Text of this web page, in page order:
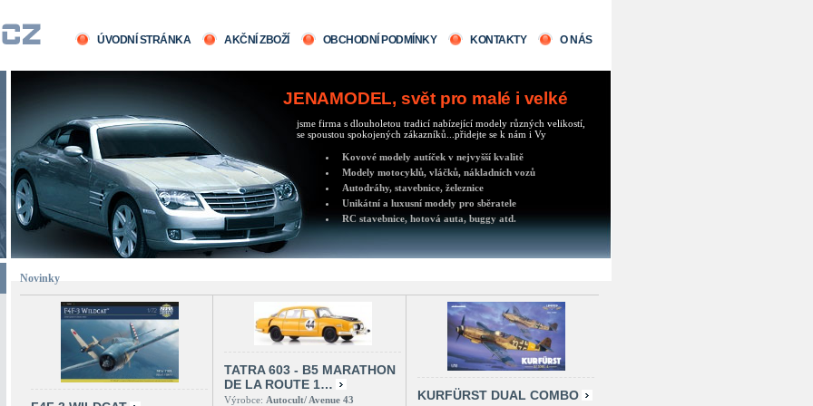
ÚVODNÍ STRÁNKA AKČNÍ ZBOŽÍ OBCHODNÍ PODMÍNKY KONTAKTY O NÁS
JENAMODEL, svět pro malé i velké
jsme firma s dlouholetou tradicí nabízející modely různých velikostí,
se spoustou spokojených zákazníků...přidejte se k nám i Vy
Kovové modely autíček v nejvyšší kvalitě
Modely motocyklů, vláčků, nákladních vozů
Autodráhy, stavebnice, železnice
Unikátní a luxusní modely pro sběratele
RC stavebnice, hotová auta, buggy atd.
Novinky
TATRA 603 - B5 MARATHON
DE LA ROUTE 1…
Výrobce: Autocult/ Avenue 43 KURFÜRST DUAL COMBO